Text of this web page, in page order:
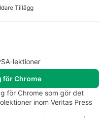
Tillägg
lektioner
för Chrome
för Chrome som gör det
inom Veritas Press